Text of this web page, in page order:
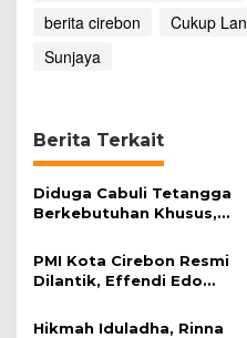
L
berita cirebon
Cukup
Sunjaya
Berita Terkait
Diduga Cabuli Tetangga
Berkebutuhan Khusus,
PMI Kota Cirebon Resmi
Dilantik, Effendi Edo
Bencana
Hikmah Iduladha, Rinna